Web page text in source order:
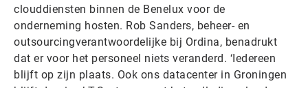
clouddiensten binnen de Benelux voor de
onderneming hosten. Rob Sanders, beheer- en
outsourcingverantwoordelijke bij Ordina, benadrukt
dat er voor het personeel niets veranderd. ‘Iedereen
blijft op zijn plaats. Ook ons datacenter in Groningen